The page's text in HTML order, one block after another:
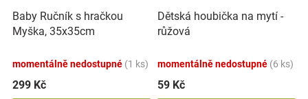
Baby Ručník s hračkou
Myška, 35x35cm
momentálně nedostupné (1 ks)
299 Kč
Dětská houbička na mytí -
růžová
momentálně nedostupné (6 ks)
59 Kč